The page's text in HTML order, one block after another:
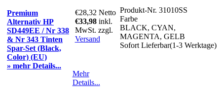
Premium
Alternativ HP
SD449EE / Nr 338
& Nr 343 Tinten
Spar-Set (Black,
Color) (EU)
» mehr Details...
€28,32 Netto
€33,98 inkl.
MwSt. zzgl.
Versand
Produkt-Nr. 31010SS
Farbe
BLACK, CYAN,
MAGENTA, GELB
Sofort Lieferbar(1-3 Werktage)
Mehr
Details...